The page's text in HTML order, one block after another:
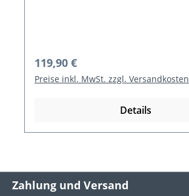
Regulärer Preis:
119,90 €
Preise inkl. MwSt. zzgl. Versandkosten
Details
Zahlung und Versand